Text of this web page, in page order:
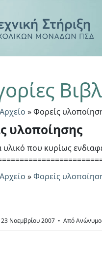
Αρχείο »Φορείς
υλοποίησης
υλικό που κυρίως
Αρχείο »Φορείς
23 Νοεμβρίου 2007 Από